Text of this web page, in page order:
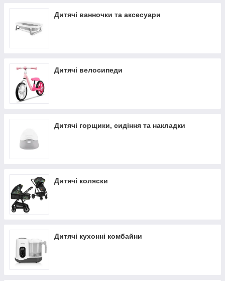
Дитячі ванночки та аксесуари
Дитячі велосипеди
Дитячі горщики, сидіння та накладки
Дитячі коляски
Дитячі кухонні комбайни